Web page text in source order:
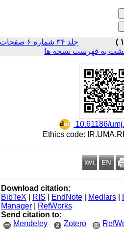
جلد ۳۴ شماره ۶ صفحات
به فهرست نسخه ها
10.61186/
Ethics code:
Download citation:
BibTeX
| RIS |EndNote |Medlars
Manager
|RefWorks
Send citation to:
Mendeley
Zotero